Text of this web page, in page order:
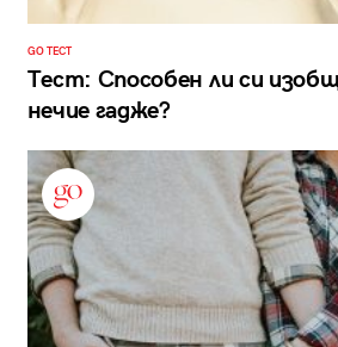
GO ТЕСТ
Тест: Способен ли си
нечие гадже?